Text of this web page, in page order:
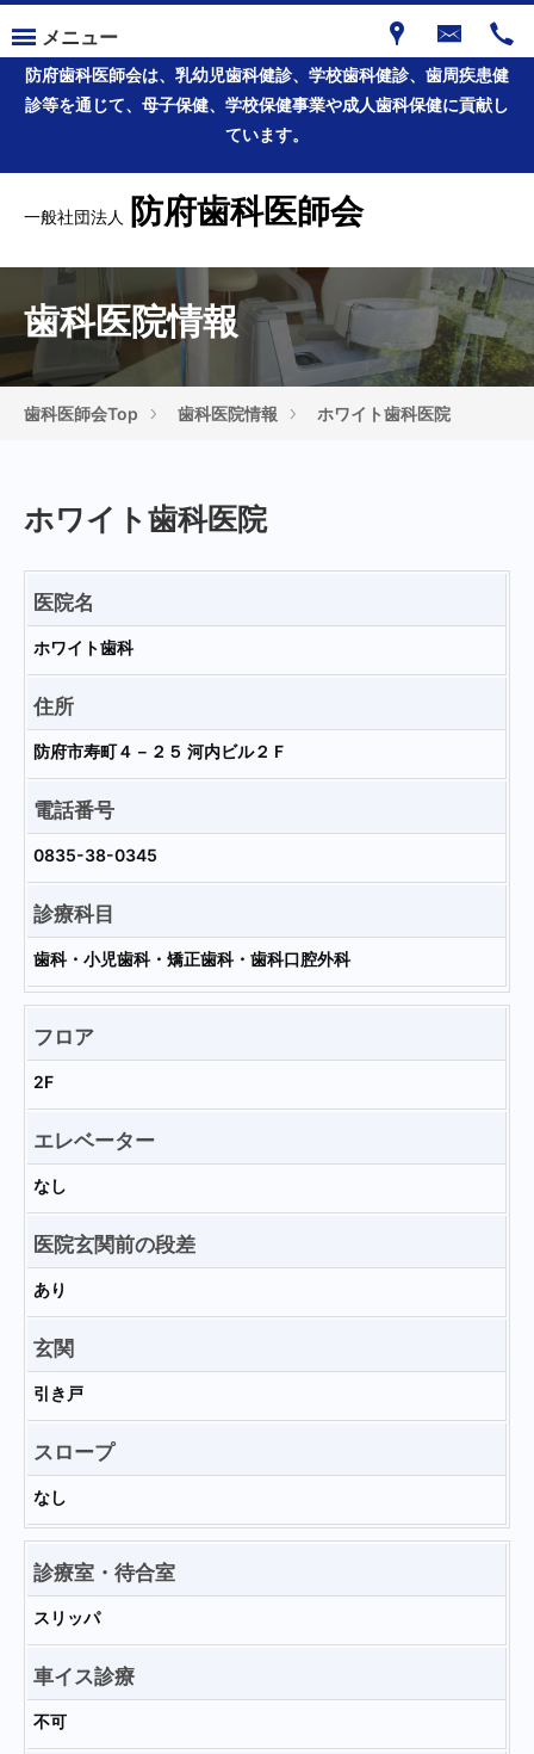
防府歯科医師会は、乳幼児歯科健診、学校歯科健診、歯周疾患健
診等を通じて、母子保健、学校保健事業や成人歯科保健に貢献し
ています。
一般社団法人 防府歯科医師会
メニュー
歯科医院情報
歯科医師会Top 歯科医院情報 ホワイト歯科医院
ホワイト歯科医院
医院名
ホワイト歯科
住所
防府市寿町４－２５ 河内ビル２Ｆ
電話番号
0835-38-0345
診療科目
歯科・小児歯科・矯正歯科・歯科口腔外科
フロア
2F
エレベーター
なし
医院玄関前の段差
あり
玄関
引き戸
スロープ
なし
診療室・待合室
スリッパ
車イス診療
不可